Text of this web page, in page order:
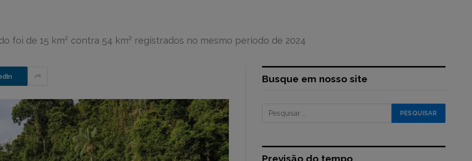
foi de 15 km² contra 54 km² registrados no mesmo período de 2024
Busque em nosso site
Previsão do tempo